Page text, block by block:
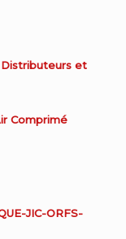
et
Comprimé
JIC-ORFS-